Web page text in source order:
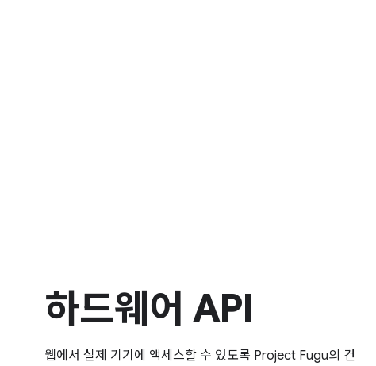
하드웨어 API
웹에서 실제 기기에 액세스할 수 있도록 Project Fugu의 컨